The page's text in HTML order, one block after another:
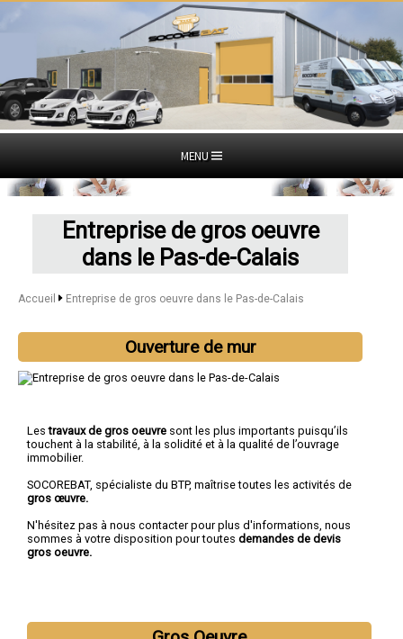
MENU
Entreprise de gros oeuvre
dans le Pas-de-Calais
Accueil Entreprise de gros oeuvre dans le Pas-de-Calais
Ouverture de mur
Lestravaux de gros oeuvre sont les plus importants puisqu’ils
touchent à la stabilité, à la solidité et à la qualité de l’ouvrage
immobilier.
SOCOREBAT, spécialiste du BTP, maîtrise toutes les activités de
gros œuvre.
N'hésitez pas à nous contacter pour plus d'informations, nous
sommes à votre disposition pour toutes demandes de devis
gros oeuvre.